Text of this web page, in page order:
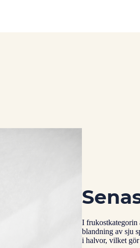
I frukostkategorin
blandning av sju
i halvor, vilket gör